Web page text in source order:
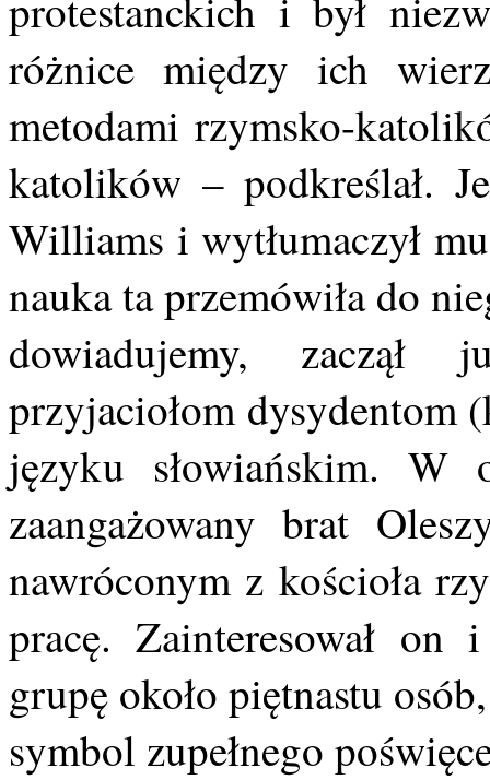
różnice między ich
metodami rzymsko-
katolików – podkreślał.
Williams i wytłumaczył
nauka ta przemówiła do
dowiadujemy, zaczął
przyjaciołom dysydentom
języku słowiańskim. W
zaangażowany brat
nawróconym z kościoła
pracę. Zainteresował
grupę około piętnastu
symbol zupełnego